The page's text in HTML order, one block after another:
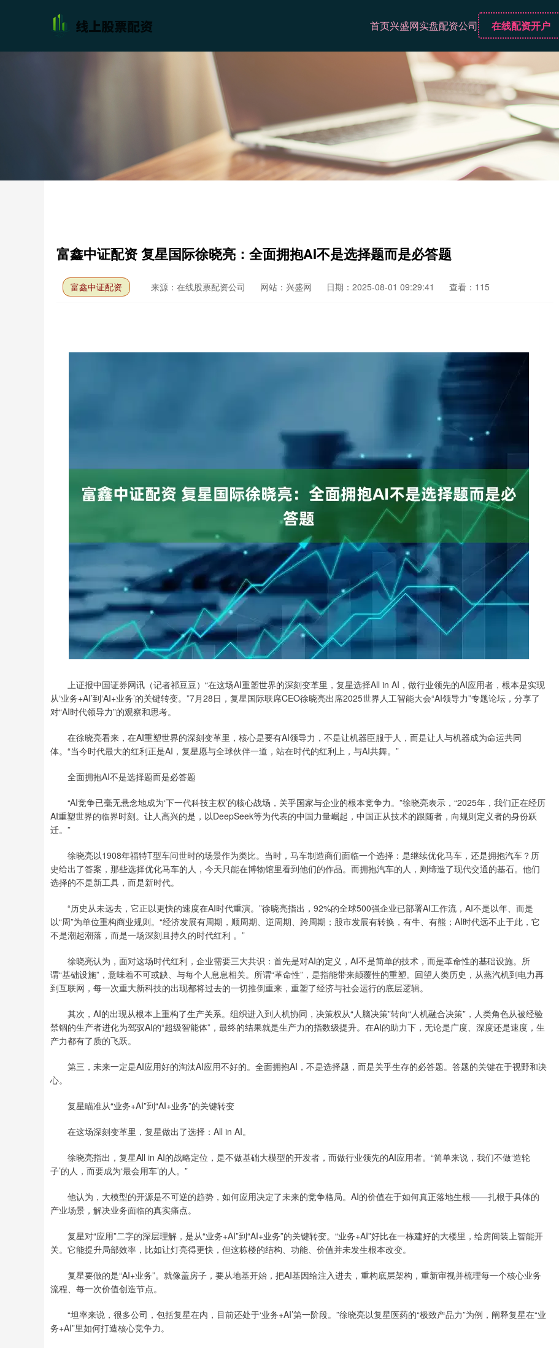
首页兴盛网实盘配资公司 在线配资开户
富鑫中证配资 复星国际徐晓亮：全面拥抱AI不是选择题而是必答题
富鑫中证配资 来源：在线股票配资公司 网站：兴盛网 日期：2025-08-01 09:29:41 查看：115
上证报中国证券网讯（记者祁豆豆）“在这场AI重塑世界的深刻变革里，复星选择All in AI，做行业领先的AI应用者，根本是实现
从‘业务+AI’到‘AI+业务’的关键转变。”7月28日，复星国际联席CEO徐晓亮出席2025世界人工智能大会“AI领导力”专题论坛，分享了
对“AI时代领导力”的观察和思考。
在徐晓亮看来，在AI重塑世界的深刻变革里，核心是要有AI领导力，不是让机器臣服于人，而是让人与机器成为命运共同
体。“当今时代最大的红利正是AI，复星愿与全球伙伴一道，站在时代的红利上，与AI共舞。”
全面拥抱AI不是选择题而是必答题
“AI竞争已毫无悬念地成为‘下一代科技主权’的核心战场，关乎国家与企业的根本竞争力。”徐晓亮表示，“2025年，我们正在经历
AI重塑世界的临界时刻。让人高兴的是，以DeepSeek等为代表的中国力量崛起，中国正从技术的跟随者，向规则定义者的身份跃
迁。”
徐晓亮以1908年福特T型车问世时的场景作为类比。当时，马车制造商们面临一个选择：是继续优化马车，还是拥抱汽车？历
史给出了答案，那些选择优化马车的人，今天只能在博物馆里看到他们的作品。而拥抱汽车的人，则缔造了现代交通的基石。他们
选择的不是新工具，而是新时代。
“历史从未远去，它正以更快的速度在AI时代重演。”徐晓亮指出，92%的全球500强企业已部署AI工作流，AI不是以年、而是
以“周”为单位重构商业规则。“经济发展有周期，顺周期、逆周期、跨周期；股市发展有转换，有牛、有熊；AI时代远不止于此，它
不是潮起潮落，而是一场深刻且持久的时代红利 。”
徐晓亮认为，面对这场时代红利，企业需要三大共识：首先是对AI的定义，AI不是简单的技术，而是革命性的基础设施。所
谓“基础设施”，意味着不可或缺、与每个人息息相关。所谓“革命性”，是指能带来颠覆性的重塑。回望人类历史，从蒸汽机到电力再
到互联网，每一次重大新科技的出现都将过去的一切推倒重来，重塑了经济与社会运行的底层逻辑。
其次，AI的出现从根本上重构了生产关系。组织进入到人机协同，决策权从“人脑决策”转向“人机融合决策”，人类角色从被经验
禁锢的生产者进化为驾驭AI的“超级智能体”，最终的结果就是生产力的指数级提升。在AI的助力下，无论是广度、深度还是速度，生
产力都有了质的飞跃。
第三，未来一定是AI应用好的淘汰AI应用不好的。全面拥抱AI，不是选择题，而是关乎生存的必答题。答题的关键在于视野和决
心。
复星瞄准从“业务+AI”到“AI+业务”的关键转变
在这场深刻变革里，复星做出了选择：All in AI。
徐晓亮指出，复星All in AI的战略定位，是不做基础大模型的开发者，而做行业领先的AI应用者。“简单来说，我们不做‘造轮
子’的人，而要成为‘最会用车’的人。”
他认为，大模型的开源是不可逆的趋势，如何应用决定了未来的竞争格局。AI的价值在于如何真正落地生根——扎根于具体的
产业场景，解决业务面临的真实痛点。
复星对“应用”二字的深层理解，是从“业务+AI”到“AI+业务”的关键转变。“业务+AI”好比在一栋建好的大楼里，给房间装上智能开
关。它能提升局部效率，比如让灯亮得更快，但这栋楼的结构、功能、价值并未发生根本改变。
复星要做的是“AI+业务”。就像盖房子，要从地基开始，把AI基因给注入进去，重构底层架构，重新审视并梳理每一个核心业务
流程、每一次价值创造节点。
“坦率来说，很多公司，包括复星在内，目前还处于‘业务+AI’第一阶段。”徐晓亮以复星医药的“极致产品力”为例，阐释复星在“业
务+AI”里如何打造核心竞争力。